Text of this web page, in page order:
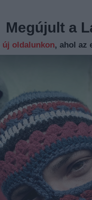
Megújult a
új oldalunkon, ahol az